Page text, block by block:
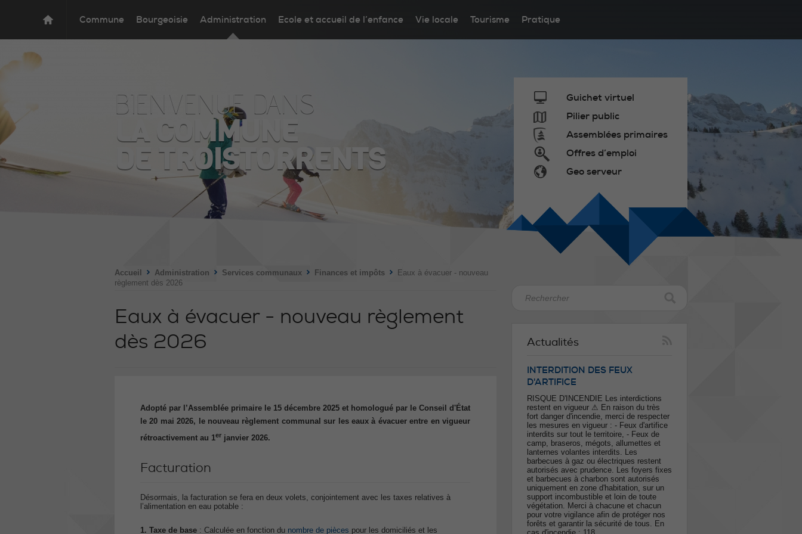
Commune Bourgeoisie Administration Ecole et accueil de l’enfance Vie locale Tourisme Pratique
BIENVENUE DANS
LA COMMUNE
DE TROISTORRENTS
Guichet virtuel
Pilier public
Assemblées primaires
Offres d’emploi
Geo serveur
Accueil > Administration > Services communaux > Finances et impôts >
Eaux à évacuer - nouveau
règlement dès 2026
Eaux à évacuer - nouveau règlement
dès 2026
Adopté par l’Assemblée primaire le 15 décembre 2025 et homologué par le Conseil d'État
le 20 mai 2026, le nouveau règlement communal sur les eaux à évacuer entre en vigueur
rétroactivement au 1er janvier 2026.
Facturation
Désormais, la facturation se fera en deux volets, conjointement avec les taxes relatives à
l’alimentation en eau potable :
1. Taxe de base : Calculée en fonction du nombre de pièces pour les domiciliés et les
Actualités
INTERDITION DES FEUX
D'ARTIFICE
RISQUE D'INCENDIE Les interdictions
restent en vigueur ⚠ En raison du très
fort danger d'incendie, merci de respecter
les mesures en vigueur : - Feux d'artifice
interdits sur tout le territoire, - Feux de
camp, braseros, mégots, allumettes et
lanternes volantes interdits. Les
barbecues à gaz ou électriques restent
autorisés avec prudence. Les foyers fixes
et barbecues à charbon sont autorisés
uniquement en zone d'habitation, sur un
support incombustible et loin de toute
végétation. Merci à chacune et chacun
pour votre vigilance afin de protéger nos
forêts et garantir la sécurité de tous. En